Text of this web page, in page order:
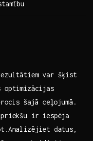
var šķist
optimizācijas
⁢šajā ceļojumā.
ir iespēja
datus,